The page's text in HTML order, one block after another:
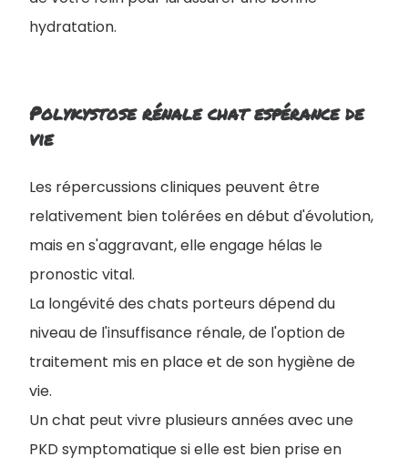
hydratation.
Polykystose rénale chat espérance de
vie
Les répercussions cliniques peuvent être
relativement bien tolérées en début d'évolution,
mais en s'aggravant, elle engage hélas le
pronostic vital.
La longévité des chats porteurs dépend du
niveau de l'insuffisance rénale, de l'option de
traitement mis en place et de son hygiène de
vie.
Un chat peut vivre plusieurs années avec une
PKD symptomatique si elle est bien prise en